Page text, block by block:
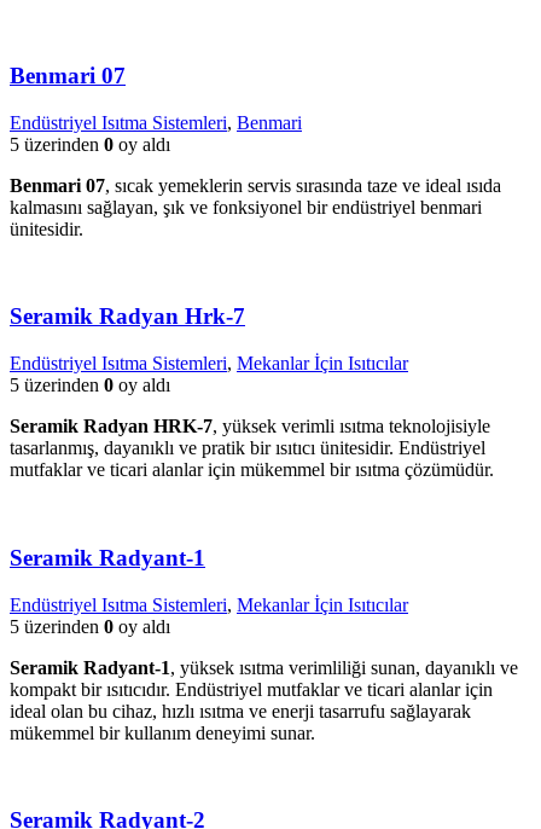
Benmari 07
Endüstriyel Isıtma Sistemleri, Benmari
5 üzerinden 0 oy aldı
Benmari 07, sıcak yemeklerin servis sırasında taze ve ideal ısıda
kalmasını sağlayan, şık ve fonksiyonel bir endüstriyel benmari
ünitesidir.
Seramik Radyan Hrk-7
Endüstriyel Isıtma Sistemleri, Mekanlar İçin Isıtıcılar
5 üzerinden 0 oy aldı
Seramik Radyan HRK-7, yüksek verimli ısıtma teknolojisiyle
tasarlanmış, dayanıklı ve pratik bir ısıtıcı ünitesidir. Endüstriyel
mutfaklar ve ticari alanlar için mükemmel bir ısıtma çözümüdür.
Seramik Radyant-1
Endüstriyel Isıtma Sistemleri, Mekanlar İçin Isıtıcılar
5 üzerinden 0 oy aldı
Seramik Radyant-1, yüksek ısıtma verimliliği sunan, dayanıklı ve
kompakt bir ısıtıcıdır. Endüstriyel mutfaklar ve ticari alanlar için
ideal olan bu cihaz, hızlı ısıtma ve enerji tasarrufu sağlayarak
mükemmel bir kullanım deneyimi sunar.
Seramik Radyant-2